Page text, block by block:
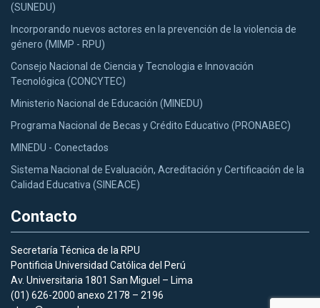
(SUNEDU)
Incorporando nuevos actores en la prevención de la violencia de
género (MIMP - RPU)
Consejo Nacional de Ciencia y Tecnologia e Innovación
Tecnológica (CONCYTEC)
Ministerio Nacional de Educación (MINEDU)
Programa Nacional de Becas y Crédito Educativo (PRONABEC)
MINEDU - Conectados
Sistema Nacional de Evaluación, Acreditación y Certificación de la
Calidad Educativa (SINEACE)
Contacto
Secretaría Técnica de la RPU
Pontificia Universidad Católica del Perú
Av. Universitaria 1801 San Miguel – Lima
(01) 626-2000 anexo 2178 – 2196